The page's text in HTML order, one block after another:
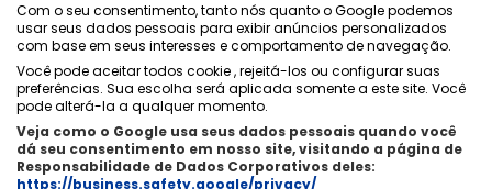
Contacto
Quem Somos ixigo
Copyright © Trenes.com. Todos os direitos reservados.
Com o seu consentimento, tanto nós quanto o Google podemos
usar seus dados pessoais para exibir anúncios personalizados
com base em seus interesses e comportamento de navegação.
Você pode aceitar todos cookie , rejeitá-los ou configurar suas
preferências. Sua escolha será aplicada somente a este site. Você
pode alterá-la a qualquer momento.
Veja como o Google usa seus dados pessoais quando você
dá seu consentimento em nosso site, visitando a página de
Responsabilidade de Dados Corporativos deles:
https://business.safety.google/privacy/